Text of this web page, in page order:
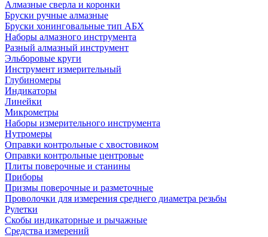
Алмазные сверла и коронки
Бруски ручные алмазные
Бруски хонинговальные тип АБХ
Наборы алмазного инструмента
Разный алмазный инструмент
Эльборовые круги
Инструмент измерительный
Глубиномеры
Индикаторы
Линейки
Микрометры
Наборы измерительного инструмента
Нутромеры
Оправки контрольные с хвостовиком
Оправки контрольные центровые
Плиты поверочные и станины
Приборы
Призмы поверочные и разметочные
Проволочки для измерения среднего диаметра резьбы
Рулетки
Скобы индикаторные и рычажные
Средства измерений